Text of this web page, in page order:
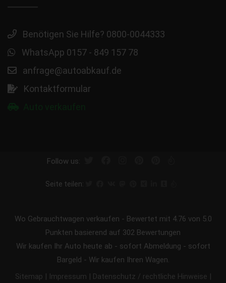
Benötigen Sie Hilfe? 0800-0044333
WhatsApp 0157 - 849 157 78
anfrage@autoabkauf.de
Kontaktformular
Follow us:
Seite teilen:
Wo Gebrauchtwagen verkaufen - Bewertet mit 4.76 von 5.0
Punkten basierend auf 302 Bewertungen
Wir kaufen Ihr Auto heute ab - sofort Abmeldung - sofort
Bargeld - Wir kaufen Ihren Wagen.
Sitemap | Impressum | Datenschutz / rechtliche Hinweise |